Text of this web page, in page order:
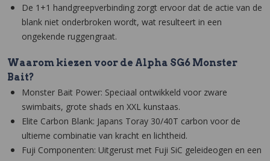
De 1+1 handgreepverbinding zorgt ervoor dat de actie van de
blank niet onderbroken wordt, wat resulteert in een
ongekende ruggengraat.
Waarom kiezen voor de Alpha SG6 Monster
Bait?
Monster Bait Power: Speciaal ontwikkeld voor zware
swimbaits, grote shads en XXL kunstaas.
Elite Carbon Blank: Japans Toray 30/40T carbon voor de
ultieme combinatie van kracht en lichtheid.
Fuji Componenten: Uitgerust met Fuji SiC geleideogen en een